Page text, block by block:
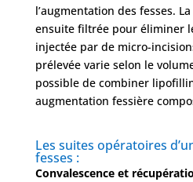
l’augmentation des fesses.
ensuite filtrée pour éliminer
injectée par de micro-
prélevée varie selon le
possible de combiner
augmentation fessière
Les suites opératoires
fesses :
Convalescence et